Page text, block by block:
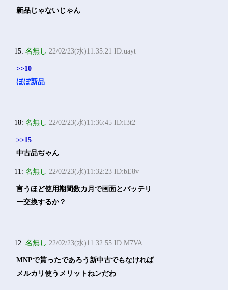
新品じゃないじゃん
15:名無し 22/02/23(水)11:35:21 ID:uayt
>>10
ほぼ新品
18:名無し 22/02/23(水)11:36:45 ID:I3t2
>>15
中古品ぢゃん
11:名無し 22/02/23(水)11:32:23 ID:bE8v
言うほど使用期間数カ月で画面とバッテリ
ー交換するか？
12:名無し 22/02/23(水)11:32:55 ID:M7VA
MNPで貰ったであろう新中古でもなければ
メルカリ使うメリットねンだわ